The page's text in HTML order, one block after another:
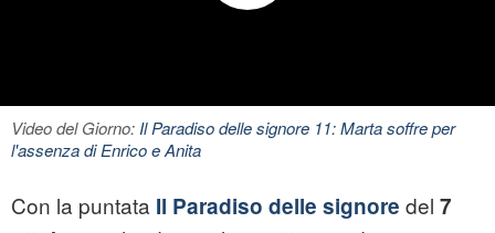
Video del Giorno:Il Paradiso delle signore 11: Marta soffre per
l'assenza di Enrico e Anita
Con la puntata Il Paradiso delle signore del 7